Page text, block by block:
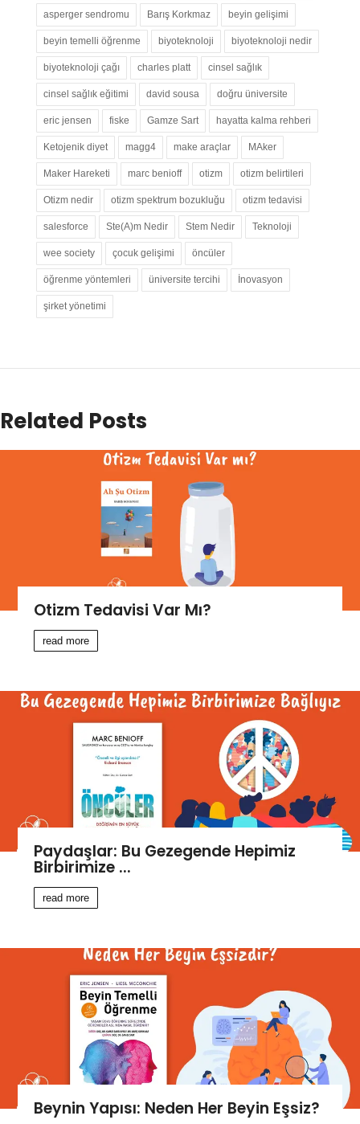
asperger sendromu Barış Korkmaz beyin gelişimi
beyin temelli öğrenme biyoteknoloji biyoteknoloji nedir
biyoteknoloji çağı charles platt cinsel sağlık
cinsel sağlık eğitimi david sousa doğru üniversite
eric jensen fiske Gamze Sart hayatta kalma rehberi
Ketojenik diyet magg4 make araçlar MAker
Maker Hareketi marc benioff otizm otizm belirtileri
Otizm nedir otizm spektrum bozukluğu otizm tedavisi
salesforce Ste(A)m Nedir Stem Nedir Teknoloji
wee society çocuk gelişimi öncüler
öğrenme yöntemleri üniversite tercihi İnovasyon
şirket yönetimi
Related Posts
Otizm Tedavisi Var Mı?
read more
Paydaşlar: Bu Gezegende Hepimiz
Birbirimize ...
read more
Beynin Yapısı: Neden Her Beyin Eşsiz?